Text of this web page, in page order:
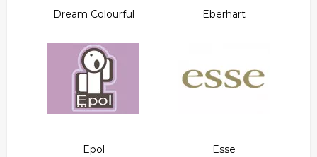
Dream Colourful Eberhart
Epol Esse